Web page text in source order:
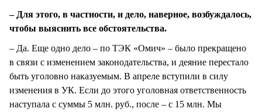
– Для этого, в частности, и дело, наверное, возбуждалось,
чтобы выяснить все обстоятельства.
– Да. Еще одно дело – по ТЭК «Омич» – было прекращено
в связи с изменением законодательства, и деяние перестало
быть уголовно наказуемым. В апреле вступили в силу
изменения в УК. Если до этого уголовная ответственность
наступала с суммы 5 млн. руб., после – с 15 млн. Мы